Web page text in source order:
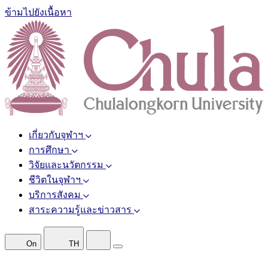
ข้ามไปยังเนื้อหา
เกี่ยวกับจุฬาฯ
การศึกษา
วิจัยและนวัตกรรม
ชีวิตในจุฬาฯ
บริการสังคม
สาระความรู้และข่าวสาร
On TH